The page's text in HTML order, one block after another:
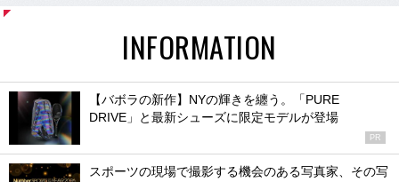
INFORMATION
【バボラの新作】NYの輝きを纏う。「PURE
DRIVE」と最新シューズに限定モデルが登場
PR
スポーツの現場で撮影する機会のある写真家、その写